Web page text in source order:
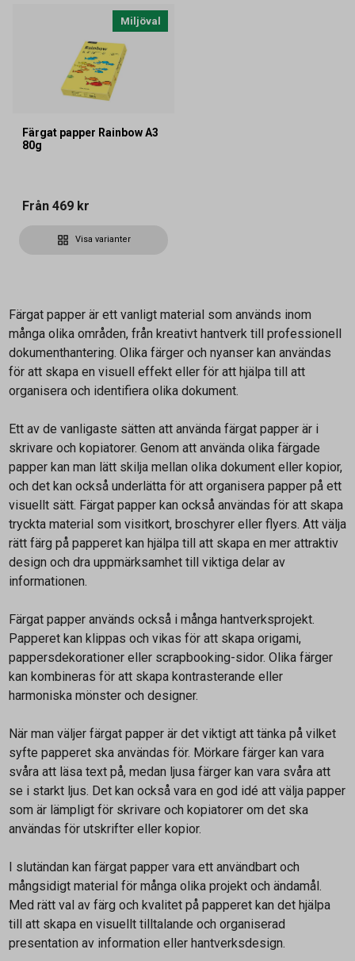
Miljöval
Färgat papper Rainbow A3
80g
Från 469 kr
Visa varianter
Färgat papper är ett vanligt material som används inom
många olika områden, från kreativt hantverk till professionell
dokumenthantering. Olika färger och nyanser kan användas
för att skapa en visuell effekt eller för att hjälpa till att
organisera och identifiera olika dokument.
Ett av de vanligaste sätten att använda färgat papper är i
skrivare och kopiatorer. Genom att använda olika färgade
papper kan man lätt skilja mellan olika dokument eller kopior,
och det kan också underlätta för att organisera papper på ett
visuellt sätt. Färgat papper kan också användas för att skapa
tryckta material som visitkort, broschyrer eller flyers. Att välja
rätt färg på papperet kan hjälpa till att skapa en mer attraktiv
design och dra uppmärksamhet till viktiga delar av
informationen.
Färgat papper används också i många hantverksprojekt.
Papperet kan klippas och vikas för att skapa origami,
pappersdekorationer eller scrapbooking-sidor. Olika färger
kan kombineras för att skapa kontrasterande eller
harmoniska mönster och designer.
När man väljer färgat papper är det viktigt att tänka på vilket
syfte papperet ska användas för. Mörkare färger kan vara
svåra att läsa text på, medan ljusa färger kan vara svåra att
se i starkt ljus. Det kan också vara en god idé att välja papper
som är lämpligt för skrivare och kopiatorer om det ska
användas för utskrifter eller kopior.
I slutändan kan färgat papper vara ett användbart och
mångsidigt material för många olika projekt och ändamål.
Med rätt val av färg och kvalitet på papperet kan det hjälpa
till att skapa en visuellt tilltalande och organiserad
presentation av information eller hantverksdesign.